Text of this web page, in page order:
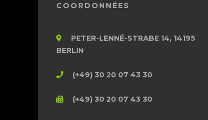
COORDONNÉES
PETER-LENNÉ-STRABE 14, 14195
BERLIN
(+49) 30 20 07 43 30
(+49) 30 20 07 43 30